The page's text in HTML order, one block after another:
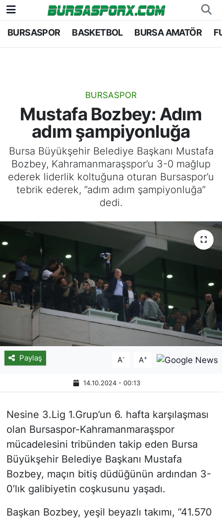
BURSASPOR BASKETBOL BURSA AMATÖR
BURSASPOR
Mustafa Bozbey: Adım
adım şampiyonluğa
Bursa Büyükşehir Belediye Başkanı Mustafa
Bozbey, Kahramanmaraşspor’u 3-0 mağlup
ederek liderlik koltuğuna oturan Bursaspor’u
tebrik ederek, ”adım adım şampiyonluğa”
dedi.
Paylaş A- A+
14.10.2024 - 00:13
Nesine 3.Lig 1.Grup’un 6. hafta karşılaşması
olan Bursaspor-Kahramanmaraşspor
mücadelesini tribünden takip eden Bursa
Büyükşehir Belediye Başkanı Mustafa
Bozbey, maçın bitiş düdüğünün ardından 3-
0’lık galibiyetin coşkusunu yaşadı.
Başkan Bozbey, yeşil beyazlı takımı, ”41.570
Bursaspor
Bursa Amatör
Hentbol
Voleybol
Genel
Bursa Nöbetçi Eczaneler
Bursa Trafik Yoğunluk Haritası
TFF 1.Lig Puan Durumu ve Fikstür
Tüm Manşetler
Son Dakika Haberleri